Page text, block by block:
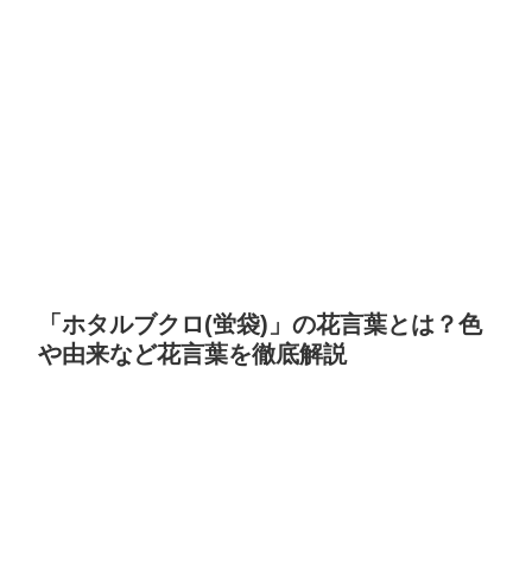
「ホタルブクロ(蛍袋)」の花言葉とは？色
や由来など花言葉を徹底解説